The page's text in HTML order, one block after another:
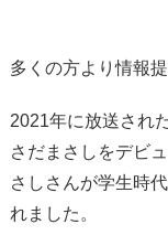
多くの方より情報
2021年に放送され
さだまさしをデビ
さしさんが学生時
れました。